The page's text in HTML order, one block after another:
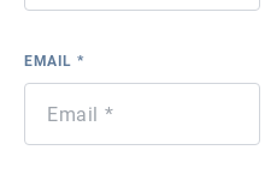
EMAIL *